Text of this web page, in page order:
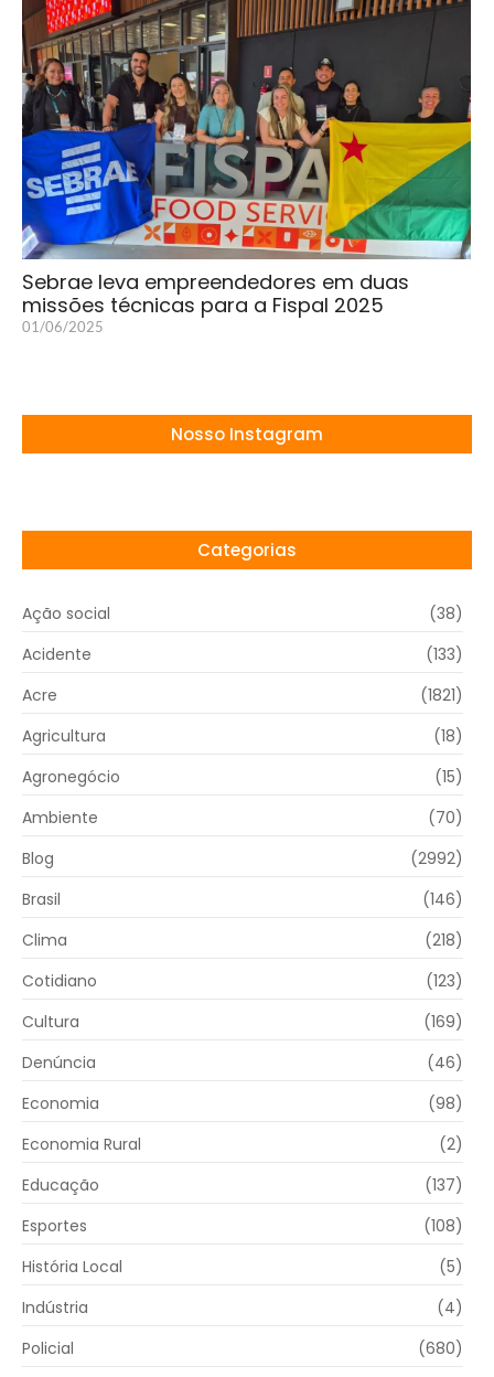
Sebrae leva empreendedores em duas
missões técnicas para a Fispal 2025
01/06/2025
Nosso Instagram
Categorias
Ação social
(38)
Acidente
(133)
Acre
(1821)
Agricultura
(18)
Agronegócio
(15)
Ambiente
(70)
Blog
(2992)
Brasil
(146)
Clima
(218)
Cotidiano
(123)
Cultura
(169)
Denúncia
(46)
Economia
(98)
Economia Rural
(2)
Educação
(137)
Esportes
(108)
História Local
(5)
Indústria
(4)
Policial
(680)